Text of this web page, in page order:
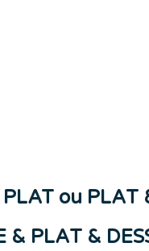
PLAT ou PLAT
& PLAT &